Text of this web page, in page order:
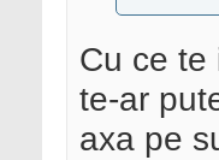
Cu ce te
te-ar
axa pe